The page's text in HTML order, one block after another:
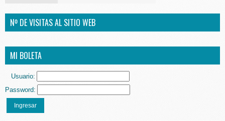
Nº DE VISITAS AL SITIO WEB
MI BOLETA
Usuario:
Password:
Ingresar